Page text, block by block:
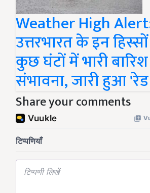
Weather High
उत्तरभारत के इन
कुछ घंटों में भारी
संभावना, जारी हुआ
Share your comments